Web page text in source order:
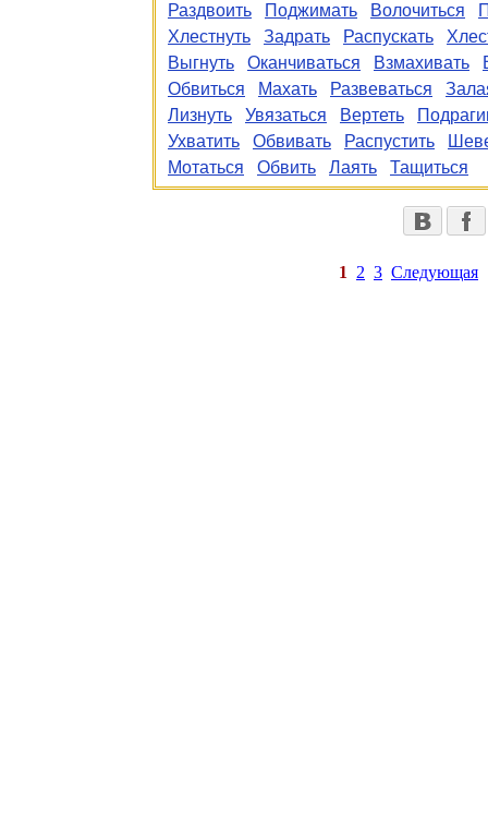
Раздвоить
Поджимать Волочиться
Хлестнуть
Задрать Распускать
Выгнуть
Оканчиваться Взмахивать
Обвиться
Махать Развеваться
Лизнуть
Увязаться Вертеть
Ухватить
Обвивать Распустить
Мотаться
Обвить Лаять Тащиться
1 2 3 Следующая